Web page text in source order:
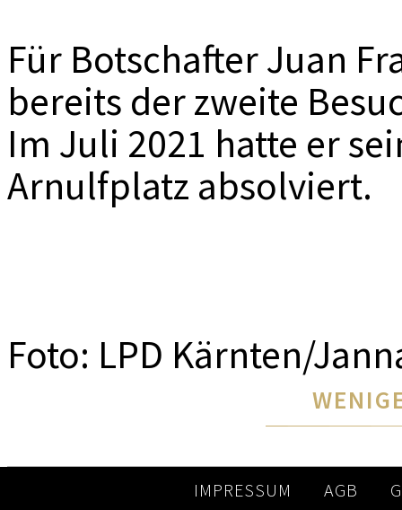
Für Botschafter Juan
bereits der zweite
Im Juli 2021 hatte er
Arnulfplatz absolviert.
Foto: LPD Kärnten/
IMPRESSUM AGB